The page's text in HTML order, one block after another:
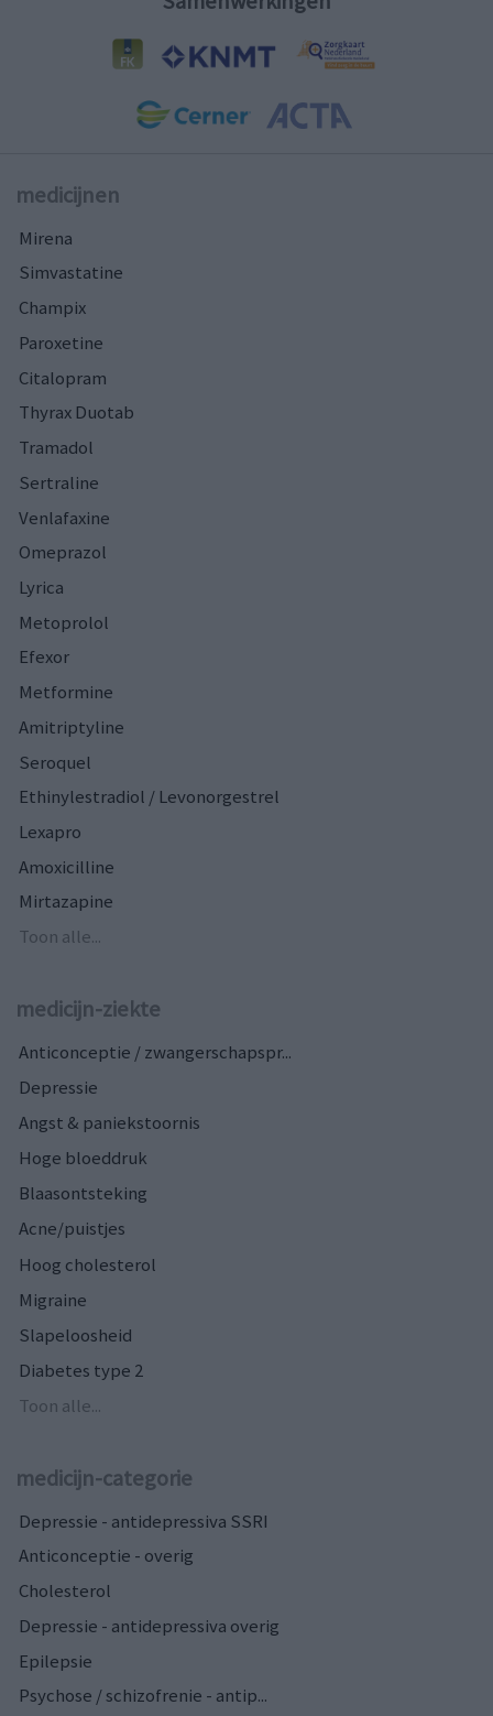
medicijnen
Mirena
Simvastatine
Champix
Paroxetine
Citalopram
Thyrax Duotab
Tramadol
Sertraline
Venlafaxine
Omeprazol
Lyrica
Metoprolol
Efexor
Metformine
Amitriptyline
Seroquel
Ethinylestradiol / Levonorgestrel
Lexapro
Amoxicilline
Mirtazapine
Toon alle...
medicijn-ziekte
Anticonceptie / zwangerschapspr...
Depressie
Angst & paniekstoornis
Hoge bloeddruk
Blaasontsteking
Acne/puistjes
Hoog cholesterol
Migraine
Slapeloosheid
Diabetes type 2
Toon alle...
medicijn-categorie
Depressie - antidepressiva SSRI
Anticonceptie - overig
Cholesterol
Depressie - antidepressiva overig
Epilepsie
Psychose / schizofrenie - antip...